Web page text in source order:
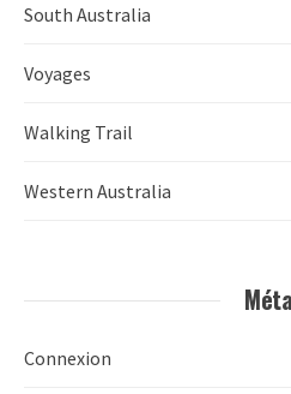
South Australia
Voyages
Walking Trail
Western Australia
Méta
Connexion